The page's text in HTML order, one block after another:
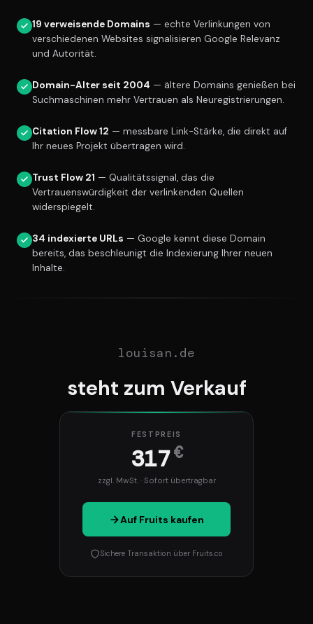
19 verweisende Domains — echte Verlinkungen von
verschiedenen Websites signalisieren Google Relevanz
und Autorität.
Domain-Alter seit 2004 — ältere Domains genießen bei
Suchmaschinen mehr Vertrauen als Neuregistrierungen.
Citation Flow 12 — messbare Link-Stärke, die direkt auf
Ihr neues Projekt übertragen wird.
Trust Flow 21 — Qualitätssignal, das die
Vertrauenswürdigkeit der verlinkenden Quellen
widerspiegelt.
34 indexierte URLs — Google kennt diese Domain
bereits, das beschleunigt die Indexierung Ihrer neuen
Inhalte.
louisan.de
steht zum Verkauf
FESTPREIS
317€
zzgl. MwSt. · Sofort übertragbar
Auf Fruits kaufen
Sichere Transaktion über Fruits.co